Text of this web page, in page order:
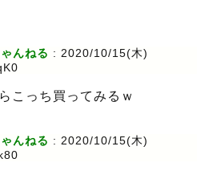
んねる : 2020/10/15(木)
こっち買ってみるｗ
んねる : 2020/10/15(木)